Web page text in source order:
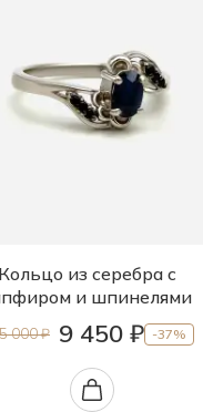
Кольцо из серебра с
и шпинелями
000 ₽ 9 450 ₽ -37%